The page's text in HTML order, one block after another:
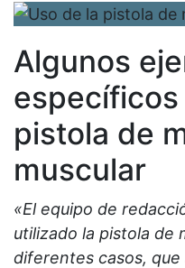
Algunos
específicos
pistola de
muscular
«El equipo de
utilizado la pistola de
diferentes casos, que